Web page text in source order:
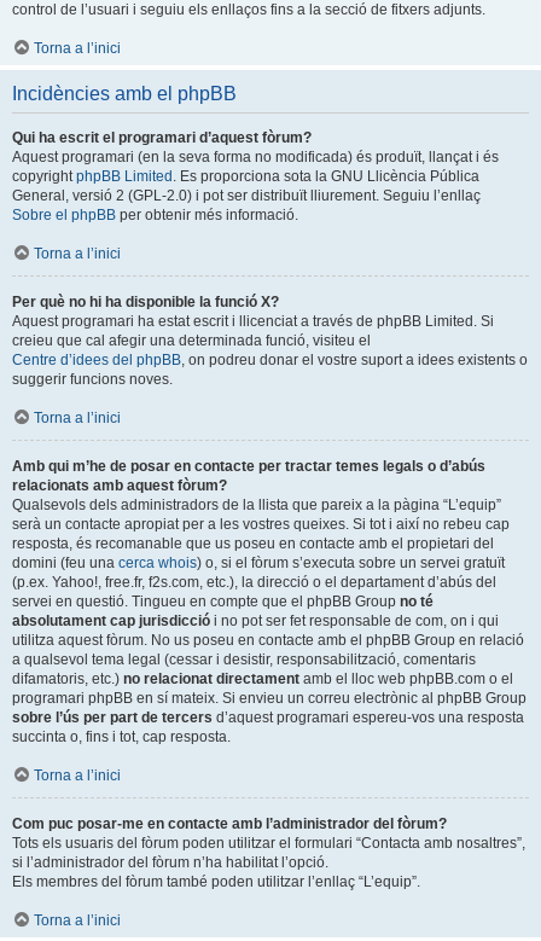
control de l’usuari i seguiu els enllaços fins a la secció de fitxers adjunts.
Torna a l’inici
Incidències amb el phpBB
Qui ha escrit el programari d’aquest fòrum?
Aquest programari (en la seva forma no modificada) és produït, llançat i és
copyrightphpBB Limited . Es proporciona sota la GNU Llicència Pública
General, versió 2 (GPL-2.0) i pot ser distribuït lliurement. Seguiu l’enllaç
Sobre el phpBB per obtenir més informació.
Torna a l’inici
Per què no hi ha disponible la funció X?
Aquest programari ha estat escrit i llicenciat a través de phpBB Limited. Si
creieu que cal afegir una determinada funció, visiteu el
Centre d’idees del phpBB, on podreu donar el vostre suport a idees existents o
suggerir funcions noves.
Torna a l’inici
Amb qui m’he de posar en contacte per tractar temes legals o d’abús
relacionats amb aquest fòrum?
Qualsevols dels administradors de la llista que pareix a la pàgina “L’equip”
serà un contacte apropiat per a les vostres queixes. Si tot i així no rebeu cap
resposta, és recomanable que us poseu en contacte amb el propietari del
domini (feu una cerca whois) o, si el fòrum s’executa sobre un servei gratuït
(p.ex. Yahoo!, free.fr, f2s.com, etc.), la direcció o el departament d’abús del
servei en questió. Tingueu en compte que el phpBB Group no té
absolutament cap jurisdicció i no pot ser fet responsable de com, on i qui
utilitza aquest fòrum. No us poseu en contacte amb el phpBB Group en relació
a qualsevol tema legal (cessar i desistir, responsabilització, comentaris
difamatoris, etc.) no relacionat directament amb el lloc web phpBB.com o el
programari phpBB en sí mateix. Si envieu un correu electrònic al phpBB Group
sobre l’ús per part de tercers d’aquest programari espereu-vos una resposta
succinta o, fins i tot, cap resposta.
Torna a l’inici
Com puc posar-me en contacte amb l’administrador del fòrum?
Tots els usuaris del fòrum poden utilitzar el formulari “Contacta amb nosaltres”,
si l’administrador del fòrum n’ha habilitat l’opció.
Els membres del fòrum també poden utilitzar l’enllaç “L’equip”.
Torna a l’inici